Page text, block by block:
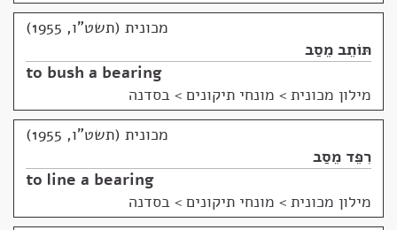
מכונית (תשט"ו, 1955)
תּוֹתֵב מֵסַב
to bush a bearing
מילון מכונית > מונחי תיקונים > בסדנה
מכונית (תשט"ו, 1955)
רִפֵּד מֵסַב
to line a bearing
מילון מכונית > מונחי תיקונים > בסדנה